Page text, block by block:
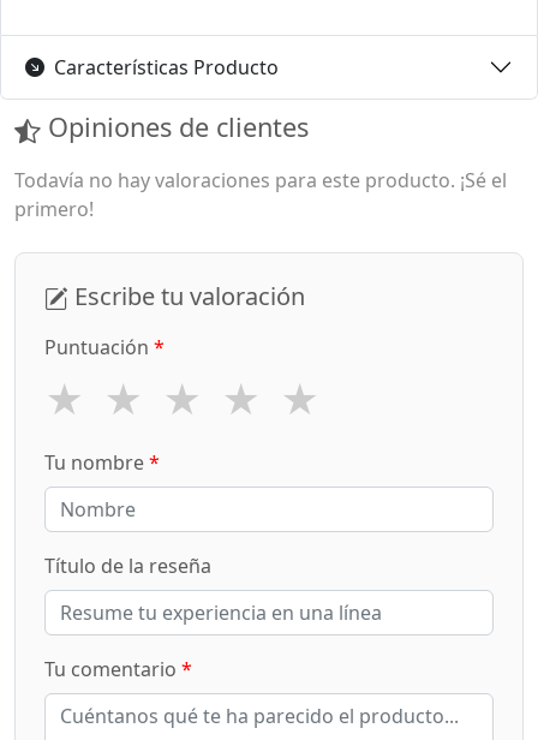
Características Producto
Opiniones de clientes
Todavía no hay valoraciones para este producto. ¡Sé el
primero!
Escribe tu valoración
Puntuación *
★ ★ ★ ★ ★
Tu nombre*
Título de la reseña
Tu comentario *